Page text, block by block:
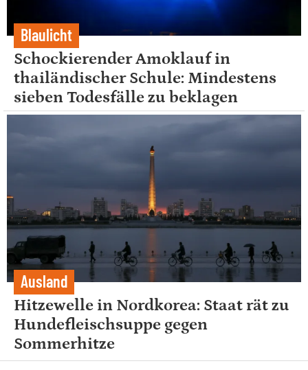
Blaulicht
Schockierender Amoklauf in
thailändischer Schule: Mindestens
sieben Todesfälle zu beklagen
Ausland
Hitzewelle in Nordkorea: Staat rät zu
Hundefleischsuppe gegen
Sommerhitze